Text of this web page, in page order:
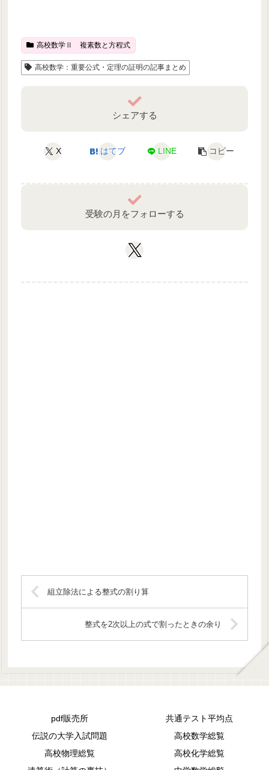
高校数学Ⅱ 複素数と方程式
高校数学：重要公式・定理の証明の記事まとめ
シェアする
X はてブ LINE コピー
受験の月をフォローする
組立除法による整式の割り算
整式を2次以上の式で割ったときの余り
pdf販売所
共通テスト平均点
伝説の大学入試問題
高校数学総覧
高校物理総覧
高校化学総覧